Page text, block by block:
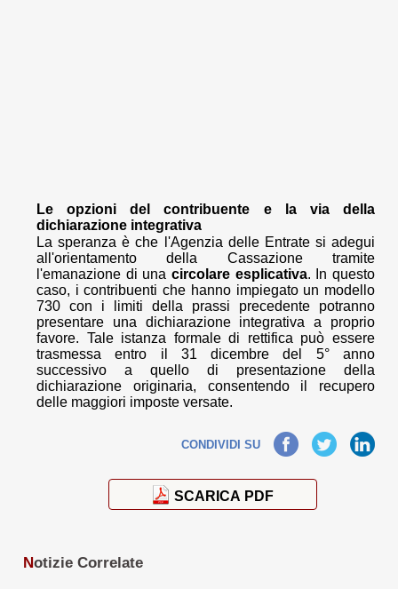
Le opzioni del contribuente e la via della
dichiarazione integrativa
La speranza è che l'Agenzia delle Entrate si adegui
all'orientamento della Cassazione tramite
l'emanazione di una circolare esplicativa. In questo
caso, i contribuenti che hanno impiegato un modello
730 con i limiti della prassi precedente potranno
presentare una dichiarazione integrativa a proprio
favore. Tale istanza formale di rettifica può essere
trasmessa entro il 31 dicembre del 5° anno
successivo a quello di presentazione della
dichiarazione originaria, consentendo il recupero
delle maggiori imposte versate.
CONDIVIDI SUFacebook TwitterLinkedIn
SCARICA PDF
Notizie Correlate